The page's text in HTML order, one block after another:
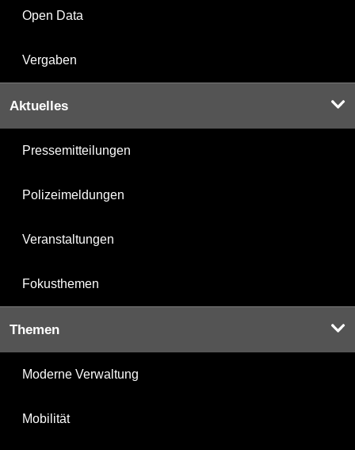
Open Data
Vergaben
Aktuelles
Pressemitteilungen
Polizeimeldungen
Veranstaltungen
Fokusthemen
Themen
Moderne Verwaltung
Mobilität